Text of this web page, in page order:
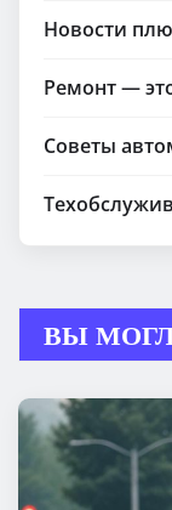
Новости
Ремонт —
Советы
ВЫ